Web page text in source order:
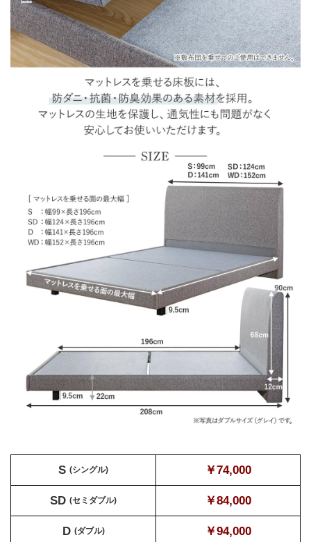
S (シングル) ￥74,000
SD (セミダブル) ￥84,000
D (ダブル) ￥94,000